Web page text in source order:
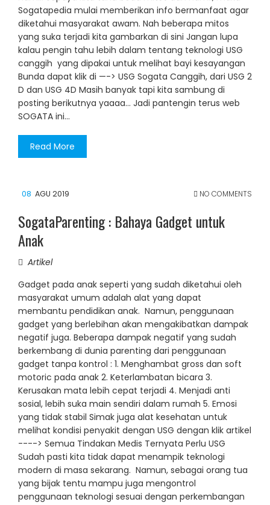
Sogatapedia mulai memberikan info bermanfaat agar
diketahui masyarakat awam. Nah beberapa mitos
yang suka terjadi kita gambarkan di sini Jangan lupa
kalau pengin tahu lebih dalam tentang teknologi USG
canggih yang dipakai untuk melihat bayi kesayangan
Bunda dapat klik di —-> USG Sogata Canggih, dari USG 2
D dan USG 4D Masih banyak tapi kita sambung di
posting berikutnya yaaaa… Jadi pantengin terus web
SOGATA ini…
Read More
08 AGU 2019 NO COMMENTS
SogataParenting : Bahaya Gadget untuk
Anak
Artikel
Gadget pada anak seperti yang sudah diketahui oleh
masyarakat umum adalah alat yang dapat
membantu pendidikan anak. Namun, penggunaan
gadget yang berlebihan akan mengakibatkan dampak
negatif juga. Beberapa dampak negatif yang sudah
berkembang di dunia parenting dari penggunaan
gadget tanpa kontrol : 1. Menghambat gross dan soft
motoric pada anak 2. Keterlambatan bicara 3.
Kerusakan mata lebih cepat terjadi 4. Menjadi anti
sosial, lebih suka main sendiri dalam rumah 5. Emosi
yang tidak stabil Simak juga alat kesehatan untuk
melihat kondisi penyakit dengan USG dengan klik artikel
----> Semua Tindakan Medis Ternyata Perlu USG
Sudah pasti kita tidak dapat menampik teknologi
modern di masa sekarang. Namun, sebagai orang tua
yang bijak tentu mampu juga mengontrol
penggunaan teknologi sesuai dengan perkembangan